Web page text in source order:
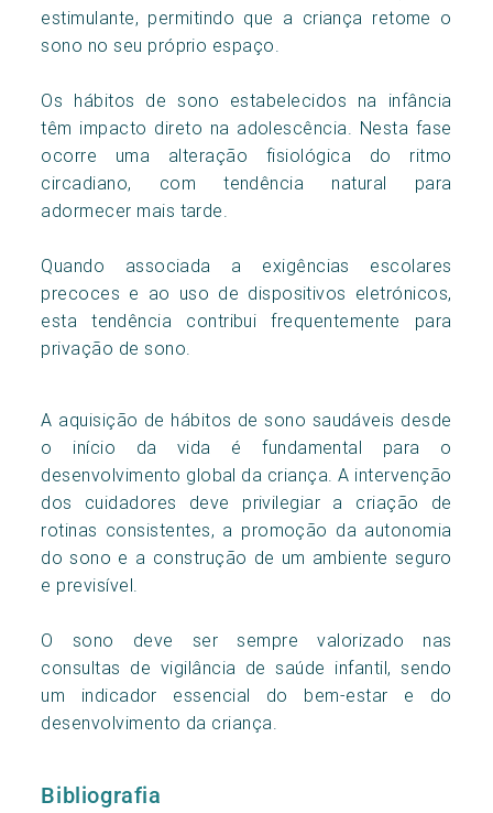
estimulante, permitindo que a criança retome o
sono no seu próprio espaço.
Os hábitos de sono estabelecidos na infância
têm impacto direto na adolescência. Nesta fase
ocorre uma alteração fisiológica do ritmo
circadiano, com tendência natural para
adormecer mais tarde.
Quando associada a exigências escolares
precoces e ao uso de dispositivos eletrónicos,
esta tendência contribui frequentemente para
privação de sono.
A aquisição de hábitos de sono saudáveis desde
o início da vida é fundamental para o
desenvolvimento global da criança. A intervenção
dos cuidadores deve privilegiar a criação de
rotinas consistentes, a promoção da autonomia
do sono e a construção de um ambiente seguro
e previsível.
O sono deve ser sempre valorizado nas
consultas de vigilância de saúde infantil, sendo
um indicador essencial do bem-estar e do
desenvolvimento da criança.
Bibliografia